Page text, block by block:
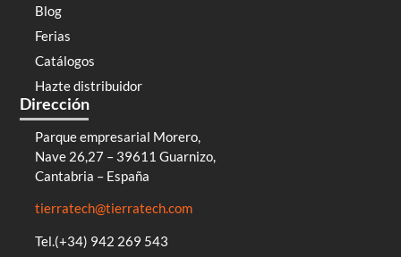
Blog
Ferias
Catálogos
Hazte distribuidor
Dirección
Parque empresarial Morero,
Nave 26,27 – 39611 Guarnizo,
Cantabria – España
tierratech@tierratech.com
Tel.(+34) 942 269 543